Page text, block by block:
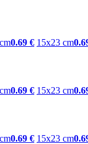
0.69 € 15x23 cm
0.69 € 15x23 cm
0.69 € 15x23 cm